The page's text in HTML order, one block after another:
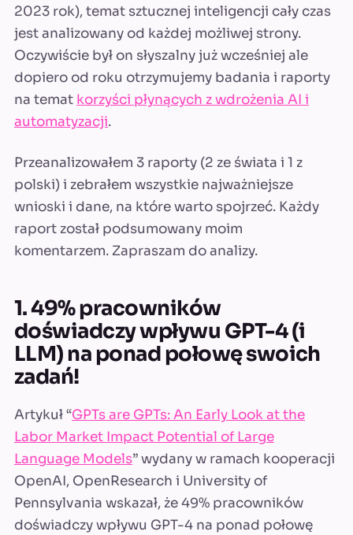
2023 rok), temat sztucznej inteligencji cały czas
jest analizowany od każdej możliwej strony.
Oczywiście był on słyszalny już wcześniej ale
dopiero od roku otrzymujemy badania i raporty
na temat korzyści płynących z wdrożenia AI i
automatyzacji.
Przeanalizowałem 3 raporty (2 ze świata i 1 z
polski) i zebrałem wszystkie najważniejsze
wnioski i dane, na które warto spojrzeć. Każdy
raport został podsumowany moim
komentarzem. Zapraszam do analizy.
1. 49% pracowników
doświadczy wpływu GPT-4 (i
LLM) na ponad połowę swoich
zadań!
Artykuł “GPTs are GPTs: An Early Look at the
Labor Market Impact Potential of Large
Language Models” wydany w ramach kooperacji
OpenAI, OpenResearch i University of
Pennsylvania wskazał, że 49% pracowników
doświadczy wpływu GPT-4 na ponad połowę